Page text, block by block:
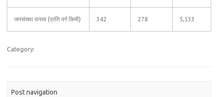
जनसंख्या घनत्व (प्रति वर्ग किमी) 342 278 5,533
Category:
Post navigation